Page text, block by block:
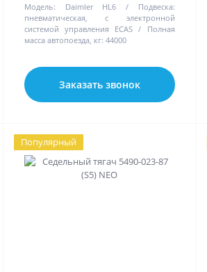
Модель: Daimler HL6
Подвеска:
пневматическая, с электронной
системой управления ECAS
Полная
масса автопоезда, кг: 44000
Заказать звонок
Популярный